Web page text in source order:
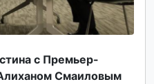
с Премьер-
Смаиловым